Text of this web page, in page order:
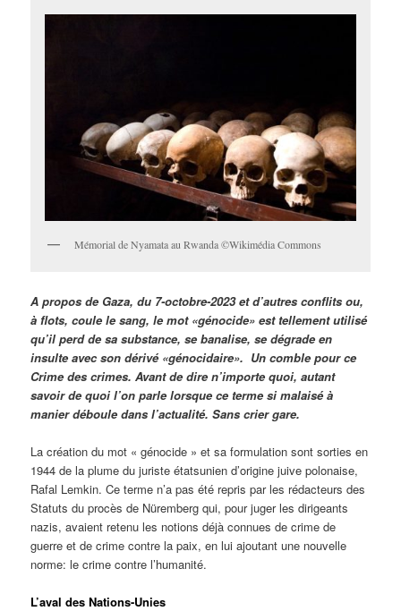
Mémorial de Nyamata au Rwanda ©Wikimédia Commons
A propos de Gaza, du 7-octobre-2023 et d’autres conflits ou,
à flots, coule le sang, le mot «génocide» est tellement utilisé
qu’il perd de sa substance, se banalise, se dégrade en
insulte avec son dérivé «génocidaire». Un comble pour ce
Crime des crimes. Avant de dire n’importe quoi, autant
savoir de quoi l’on parle lorsque ce terme si malaisé à
manier déboule dans l’actualité. Sans crier gare.
La création du mot « génocide » et sa formulation sont sorties en
1944 de la plume du juriste étatsunien d’origine juive polonaise,
Rafal Lemkin. Ce terme n’a pas été repris par les rédacteurs des
Statuts du procès de Nüremberg qui, pour juger les dirigeants
nazis, avaient retenu les notions déjà connues de crime de
guerre et de crime contre la paix, en lui ajoutant une nouvelle
norme: le crime contre l’humanité.
L’aval des Nations-Unies